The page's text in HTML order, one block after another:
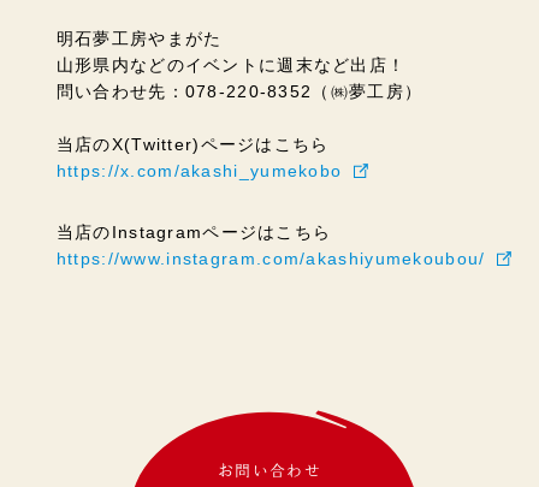
明石夢工房やまがた
山形県内などのイベントに週末など出店！
問い合わせ先：078-220-8352（㈱夢工房）
当店のX(Twitter)ページはこちら
https://x.com/akashi_yumekobo
当店のInstagramページはこちら
https://www.instagram.com/akashiyumekoubou/
お問い合わせ